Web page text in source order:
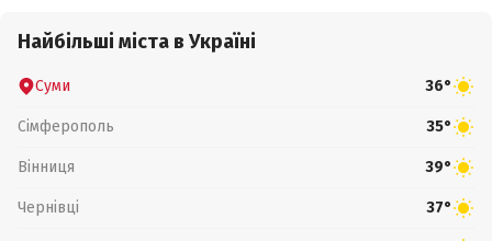
Найбільші міста в Україні
Суми 36°
Сімферополь 35°
Вінниця 39°
Чернівці 37°